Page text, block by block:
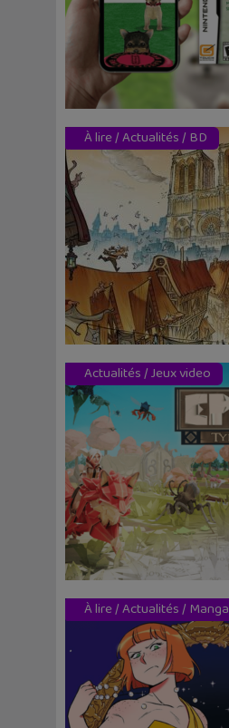
À lire/Actualités/ BD
Actualités/Jeux video
À lire/Actualités/ Manga